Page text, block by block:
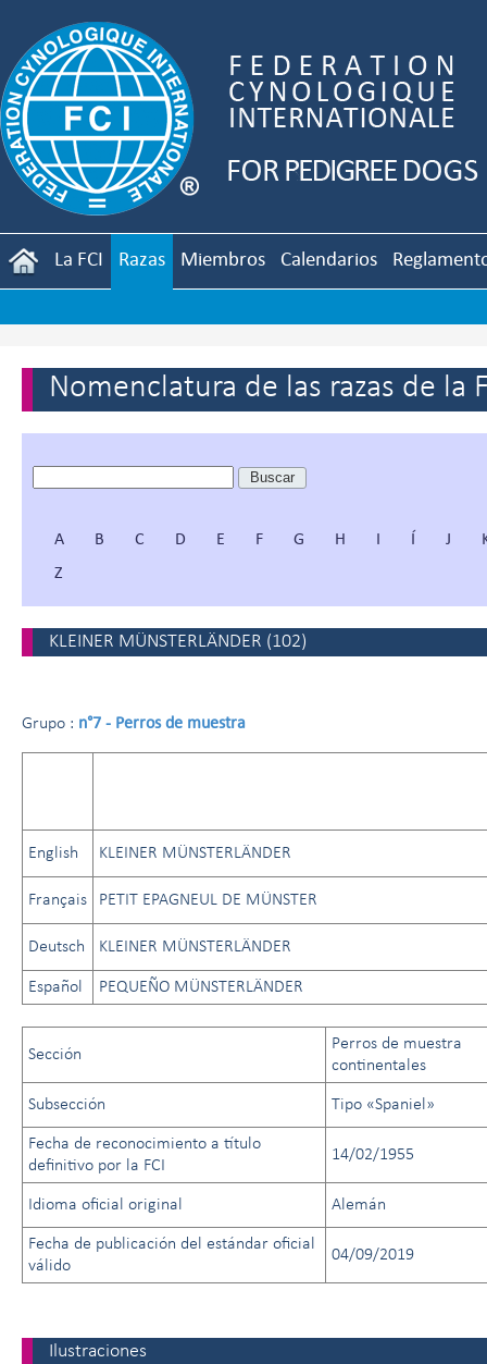
La FCI Razas Miembros Calendarios
Nomenclatura de las razas de la
A B C D E F G H I Í J
Z
KLEINER MÜNSTERLÄNDER (102)
Grupo : n°7 - Perros de muestra
English KLEINER MÜNSTERLÄNDER
Français PETIT EPAGNEUL DE MÜNSTER
Deutsch KLEINER MÜNSTERLÄNDER
Español PEQUEÑO MÜNSTERLÄNDER
Sección
Perros de muestra
continentales
Subsección Tipo «Spaniel»
Fecha de reconocimiento a título
definitivo por la FCI
14/02/1955
Idioma oficial original Alemán
Fecha de publicación del estándar oficial
válido
04/09/2019
Ilustraciones